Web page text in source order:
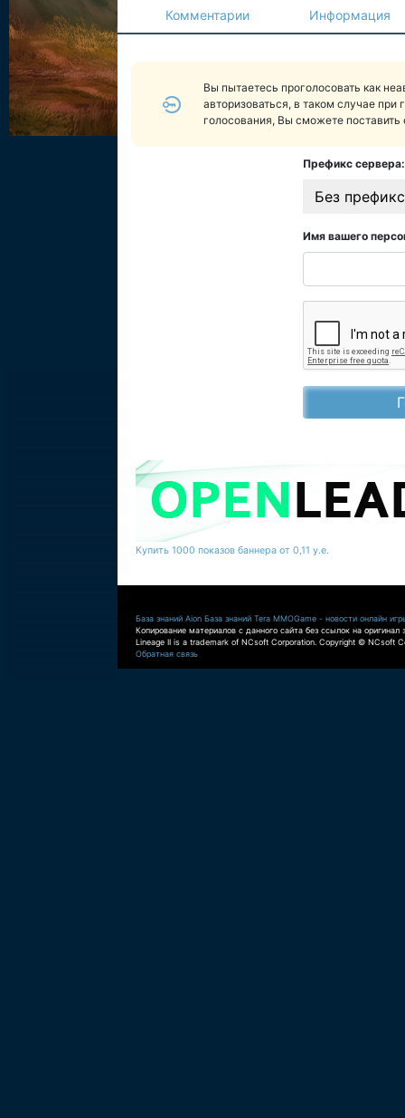
Комментарии Информация
Вы пытаетесь проголосовать как
авторизоваться, в таком случае при
голосования, Вы сможете поставить
Префикс сервера:
Без
Имя вашего
Купить 1000 показов баннера от 0,11 у.е.
База знаний Aion База знаний Tera MMOGame - новости онлайн
Копирование материалов с данного сайта без ссылок на оригинал
Lineage II is a trademark of NCsoft Corporation. Copyright © NCsoft
Обратная связь